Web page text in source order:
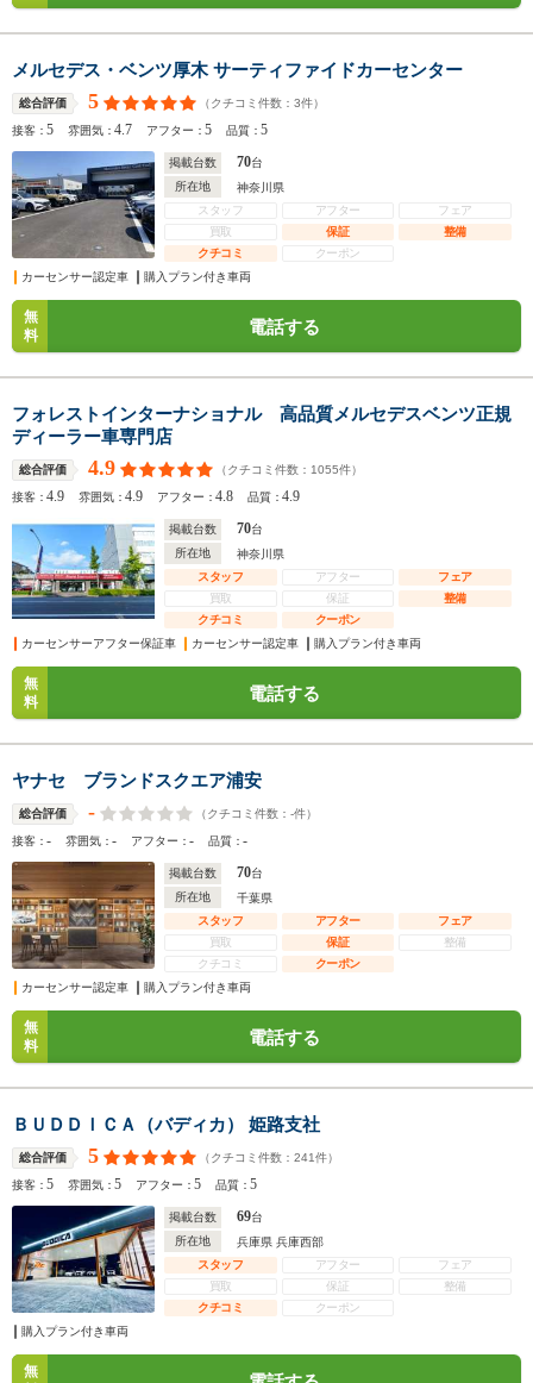
メルセデス・ベンツ厚木 サーティファイドカーセンター
総合評価 5 （クチコミ件数： 3件）
接客：5 雰囲気：4.7 アフター：5 品質：5
掲載台数 70台
所在地
神奈川県
スタッフ
アフター
フェア
買取
保証
整備
クチコミ
クーポン
カーセンサー認定車
購入プラン付き車両
無
料
電話する
フォレストインターナショナル 高品質メルセデスベンツ正規
ディーラー車専門店
総合評価 4.9 （クチコミ件数： 1055件）
接客：4.9 雰囲気：4.9 アフター：4.8 品質：4.9
掲載台数 70台
所在地
神奈川県
スタッフ
アフター
フェア
買取
保証
整備
クチコミ
クーポン
カーセンサーアフター保証車
カーセンサー認定車 購入プラン付き車両
無
料
電話する
ヤナセ ブランドスクエア浦安
総合評価 - （クチコミ件数： -件）
接客：- 雰囲気：- アフター：- 品質：-
掲載台数 70台
所在地
千葉県
スタッフ
アフター
フェア
買取
保証
整備
クチコミ
クーポン
カーセンサー認定車
購入プラン付き車両
無
料
電話する
ＢＵＤＤＩＣＡ（バディカ） 姫路支社
総合評価 5 （クチコミ件数： 241件）
接客：5 雰囲気：5 アフター：5 品質：5
掲載台数 69台
所在地
兵庫県 兵庫西部
スタッフ
アフター
フェア
買取
保証
整備
クチコミ
クーポン
購入プラン付き車両
無